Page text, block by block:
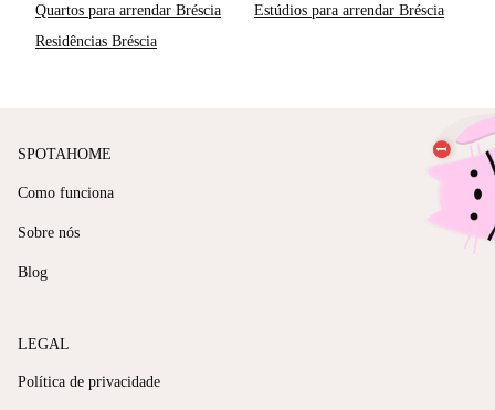
Quartos para arrendar Bréscia
Estúdios para arrendar Bréscia
Residências Bréscia
SPOTAHOME
Como funciona
Sobre nós
Blog
LEGAL
Política de privacidade